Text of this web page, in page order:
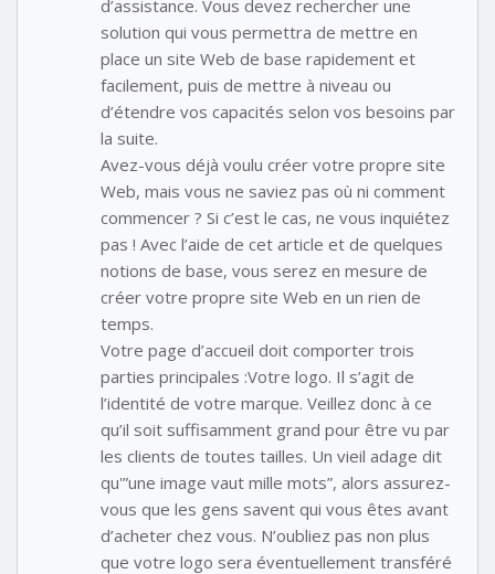
d’assistance. Vous devez rechercher une
solution qui vous permettra de mettre en
place un site Web de base rapidement et
facilement, puis de mettre à niveau ou
d’étendre vos capacités selon vos besoins par
la suite.
Avez-vous déjà voulu créer votre propre site
Web, mais vous ne saviez pas où ni comment
commencer ? Si c’est le cas, ne vous inquiétez
pas ! Avec l’aide de cet article et de quelques
notions de base, vous serez en mesure de
créer votre propre site Web en un rien de
temps.
Votre page d’accueil doit comporter trois
parties principales :Votre logo. Il s’agit de
l’identité de votre marque. Veillez donc à ce
qu’il soit suffisamment grand pour être vu par
les clients de toutes tailles. Un vieil adage dit
qu'”une image vaut mille mots”, alors assurez-
vous que les gens savent qui vous êtes avant
d’acheter chez vous. N’oubliez pas non plus
que votre logo sera éventuellement transféré